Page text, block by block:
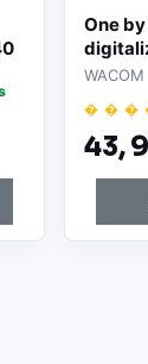
One
líneas
WACOM
� � �
43,